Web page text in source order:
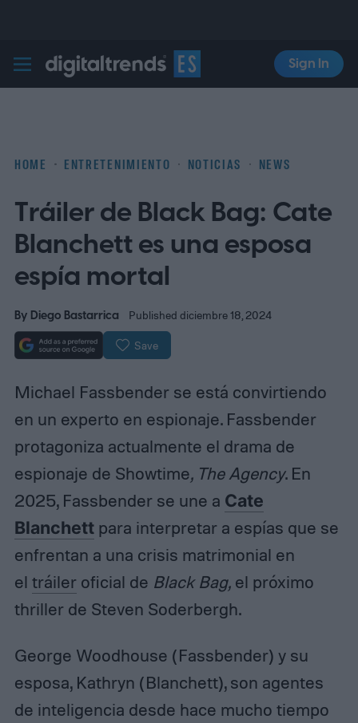
Digital Trends Español
Sign In
HOME ENTRETENIMIENTO NOTICIAS NEWS
Tráiler de Black Bag: Cate
Blanchett es una esposa
espía mortal
By Diego Bastarrica Published diciembre 18, 2024
Save
Michael Fassbender se está convirtiendo
en un experto en espionaje. Fassbender
protagoniza actualmente el drama de
espionaje de Showtime, The Agency. En
2025, Fassbender se une a Cate
Blanchettpara interpretar a espías que se
enfrentan a una crisis matrimonial en
el tráiler oficial de Black Bag, el próximo
thriller de Steven Soderbergh.
George Woodhouse (Fassbender) y su
esposa, Kathryn (Blanchett), son agentes
de inteligencia desde hace mucho tiempo